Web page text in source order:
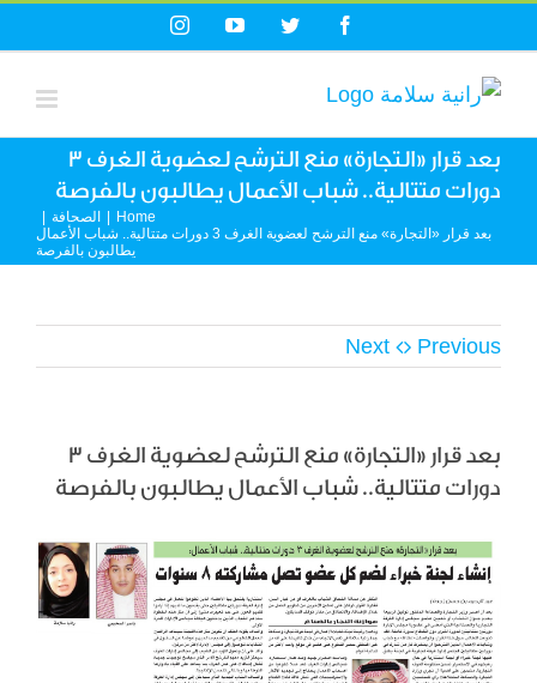
to
content
Facebook
Twitter
YouTube
Instagram
بعد قرار «التجارة» منع الترشح لعضوية الغرف 3
دورات متتالية.. شباب الأعمال يطالبون بالفرصة
Home الصحافة
بعد قرار «التجارة» منع الترشح لعضوية الغرف 3 دورات متتالية.. شباب الأعمال
يطالبون بالفرصة
Previous
Next
بعد قرار «التجارة» منع الترشح لعضوية الغرف 3
دورات متتالية.. شباب الأعمال يطالبون بالفرصة
View
Larger
Image